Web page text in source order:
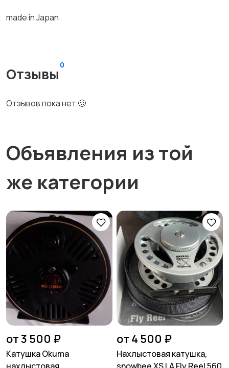
made in Japan
Отзывы
0
Отзывов пока нет 🥴
Объявления из той
же категории
от 3 500 ₽
Катушка Okuma
от 4 500 ₽
Нахлыстовая катушка,